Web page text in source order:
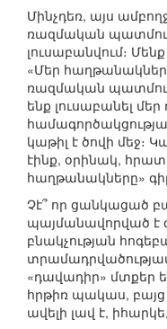
Մինչդեռ, այս
ռազմական
լուսաբանվում։
«Մեր
ռազմական
ենք լուսաբանել
կաթիլ է ծովի մեջ։
էինք, օրինակ,
հաղթանակները»
Չէ՞ որ ցանկացած
պայմանավորված է
բնակչության
«դավադիր» մտքեր
հրթիռ պակաս, բայց
ավելի լավ է, իհարկե,